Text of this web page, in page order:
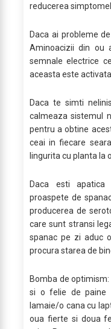
reducerea
Daca ai probleme
Aminoacizii din ou
semnale electrice
aceasta este activata.
Daca te simti
calmeaza sistemul
pentru a obtine
ceai in fiecare
lingurita cu planta la
Daca esti apatica
proaspete de
producerea de
care sunt stransi
spanac pe zi aduc
procura starea de
Bomba de
si o felie de paine
lamaie/o cana cu
oua fierte si doua